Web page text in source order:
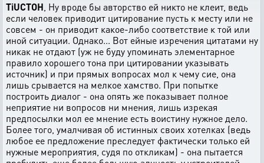
TiUCTOH , Ну вроде бы авторство ей никто не клеит, ведь
если человек приводит цитирование пусть к месту или не
совсем - он приводит какое-либо соответствие к той или
иной ситуации. Однако... Вот ейные изречения цитатами ну
никак не отдают (уж не буду упоминать элементарное
правило хорошего тона при цитировании указывать
источник) и при прямых вопросах мол к чему сие, она
лишь срывается на мелкое хамство. При попытке
построить диалог - она опять же показывает полное
неприятие ни вопросов ни мнения, лишь изрекая
предпосылки мол ее мнение есть воистину нужное дело.
Более того, умалчивая об истинных своих хотелках (ведь
любое ее предложение преследует фактически только ей
нужные мероприятия, судя по откликам) - она пытается